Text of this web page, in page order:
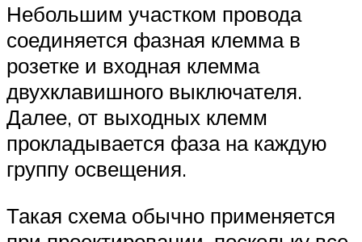
Небольшим участком провода
соединяется фазная клемма в
розетке и входная клемма
двухклавишного выключателя.
Далее, от выходных клемм
прокладывается фаза на каждую
группу освещения.
Такая схема обычно применяется